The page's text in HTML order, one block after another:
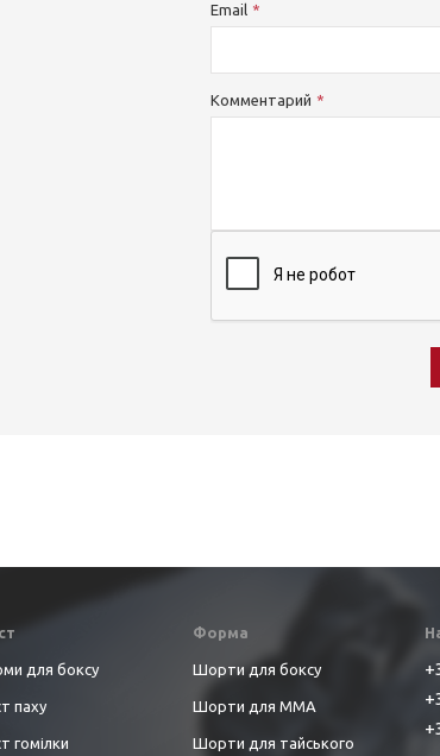
Email
Комментарий
для боксу
паху
гомілки
Форма
Шорти для боксу
Шорти для ММА
Шорти для тайського